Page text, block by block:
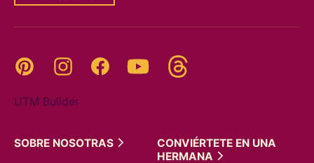
Pinterest InstagramFacebookYouTube
UTM Builder
SOBRE NOSOTRAS
CONVIÉRTETE EN UNA
HERMANA